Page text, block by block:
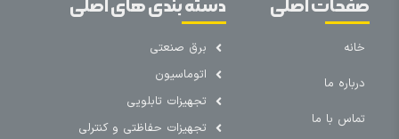
صفحات اصلی
خانه
درباره ما
تماس با ما
دسته بندی های اصلی
برق صنعتی
اتوماسیون
تجهیزات تابلویی
تجهیزات حفاظتی و کنترلی